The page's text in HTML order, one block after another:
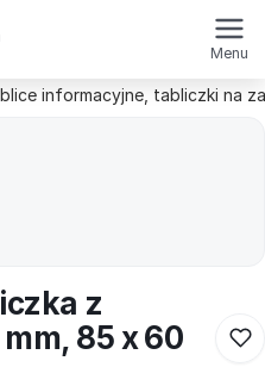
Menu
informacyjne, tabliczki na
z
85 x 60